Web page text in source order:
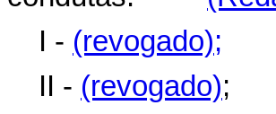
I - (revogado);
II - (revogado)